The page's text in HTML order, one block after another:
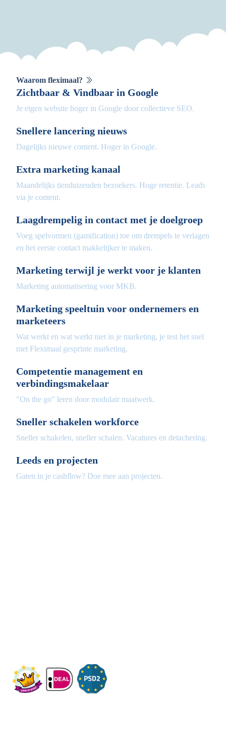
Waarom fleximaal?
Zichtbaar & Vindbaar in Google
Je eigen website hoger in Google door collectieve SEO.
Snellere lancering nieuws
Dagelijks nieuwe content. Hoger in Google.
Extra marketing kanaal
Maandelijks tienduizenden bezoekers. Hoge retentie. Leads
via je content.
Laagdrempelig in contact met je doelgroep
Voeg spelvormen (gamification) toe om drempels te verlagen
en het eerste contact makkelijker te maken.
Marketing terwijl je werkt voor je klanten
Marketing automatisering voor MKB.
Marketing speeltuin voor ondernemers en
marketeers
Wat werkt en wat werkt niet in je marketing, je test het snel
met Fleximaal gesprinte marketing.
Competentie management en
verbindingsmakelaar
"On the go" leren door modulair maatwerk.
Sneller schakelen workforce
Sneller schakelen, sneller schalen. Vacatures en detachering.
Leeds en projecten
Gaten in je cashflow? Doe mee aan projecten.